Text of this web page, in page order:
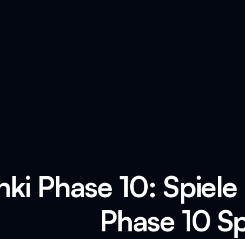
Phase 10:
Phase 10